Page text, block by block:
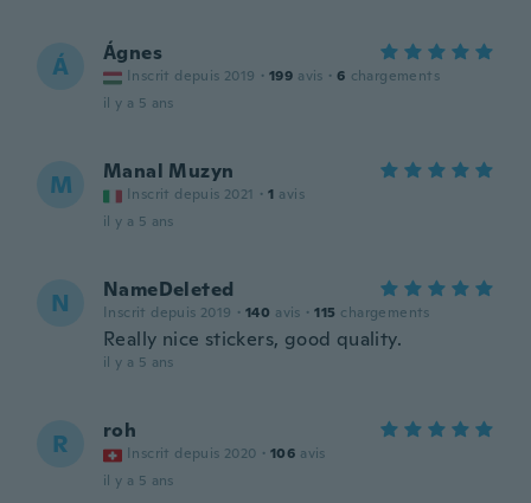
Á Ágnes
Inscrit depuis 2019 · 199 avis · 6 chargements
il y a 5 ans
M Manal Muzyn
Inscrit depuis 2021 · 1 avis
il y a 5 ans
N NameDeleted
Inscrit depuis 2019 · 140 avis · 115 chargements
Really nice stickers, good quality.
il y a 5 ans
R roh
Inscrit depuis 2020 · 106 avis
il y a 5 ans